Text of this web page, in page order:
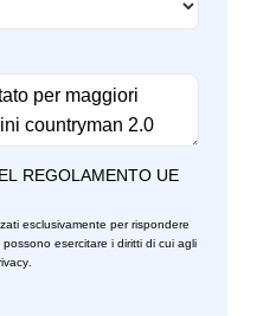
REGOLAMENTO UE
esclusivamente per rispondere
esercitare i diritti di cui agli
.